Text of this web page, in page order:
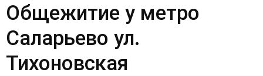
Общежитие у метро
Саларьево ул.
Тихоновская